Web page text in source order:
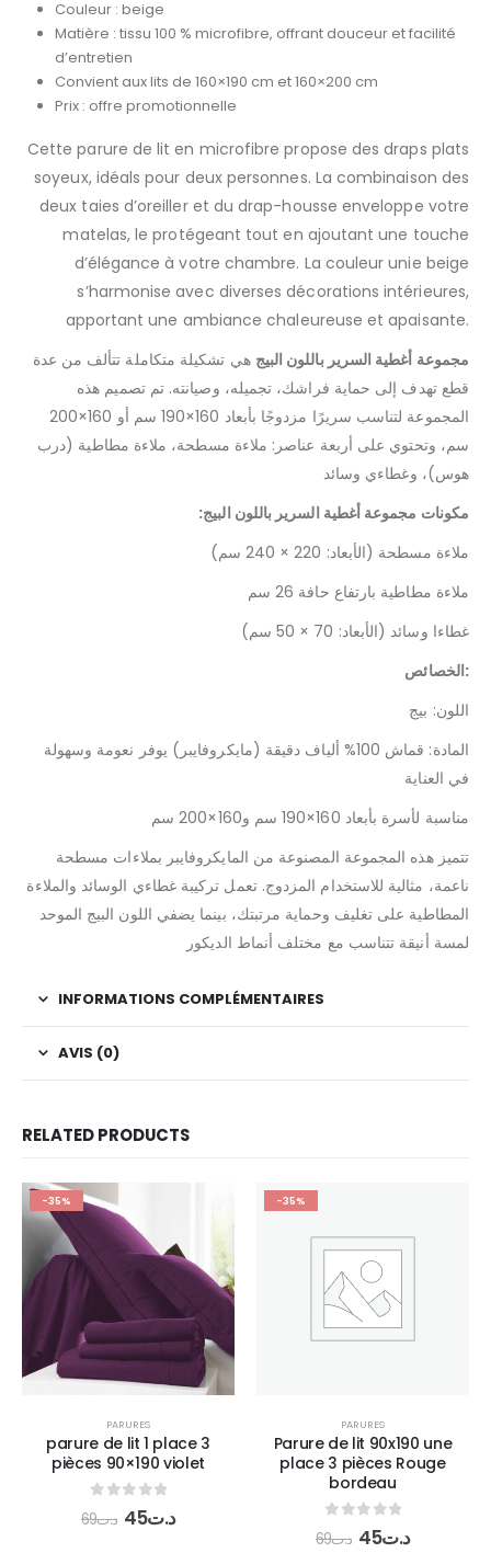
Couleur : beige
Matière : tissu 100 % microfibre, offrant douceur et facilité
d’entretien
Convient aux lits de 160×190 cm et 160×200 cm
Prix : offre promotionnelle
Cette parure de lit en microfibre propose des draps plats
soyeux, idéals pour deux personnes. La combinaison des
deux taies d’oreiller et du drap-housse enveloppe votre
matelas, le protégeant tout en ajoutant une touche
d’élégance à votre chambre. La couleur unie beige
s’harmonise avec diverses décorations intérieures,
apportant une ambiance chaleureuse et apaisante.
مجموعة أغطية السرير باللون البيج هي تشكيلة متكاملة تتألف من عدة
قطع تهدف إلى حماية فراشك، تجميله، وصيانته. تم تصميم هذه
المجموعة لتناسب سريرًا مزدوجًا بأبعاد 160×190 سم أو 160×200
سم، وتحتوي على أربعة عناصر: ملاءة مسطحة، ملاءة مطاطية (درب
هوس)، وغطاءي وسائد
:مكونات مجموعة أغطية السرير باللون البيج
ملاءة مسطحة (الأبعاد: 220 × 240 سم)
ملاءة مطاطية بارتفاع حافة 26 سم
غطاءا وسائد (الأبعاد: 70 × 50 سم)
الخصائص:
اللون: بيج
المادة: قماش 100% ألياف دقيقة (مايكروفايبر) يوفر نعومة وسهولة
في العناية
مناسبة لأسرة بأبعاد 160×190 سم و160×200 سم
تتميز هذه المجموعة المصنوعة من المايكروفايبر بملاءات مسطحة
ناعمة، مثالية للاستخدام المزدوج. تعمل تركيبة غطاءي الوسائد والملاءة
المطاطية على تغليف وحماية مرتبتك، بينما يضفي اللون البيج الموحد
لمسة أنيقة تتناسب مع مختلف أنماط الديكور
INFORMATIONS COMPLÉMENTAIRES
AVIS (0)
RELATED PRODUCTS
-35%
PARURES
parure de lit 1 place 3
pièces 90×190 violet
out of 5
د.ت69 د.ت45
-35%
PARURES
Parure de lit 90x190 une
place 3 pièces Rouge
bordeau
out of 5
د.ت69 د.ت45